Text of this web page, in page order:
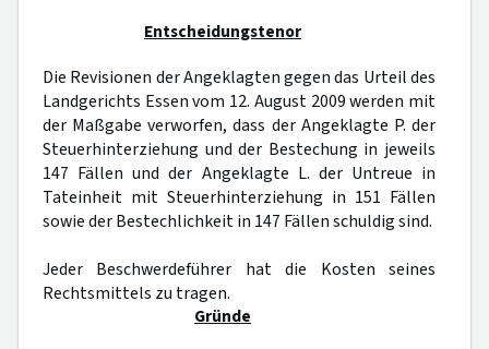
Entscheidungstenor
Die Revisionen der Angeklagten gegen das Urteil des
Landgerichts Essen vom 12. August 2009 werden mit
der Maßgabe verworfen, dass der Angeklagte P. der
Steuerhinterziehung und der Bestechung in jeweils
147 Fällen und der Angeklagte L. der Untreue in
Tateinheit mit Steuerhinterziehung in 151 Fällen
sowie der Bestechlichkeit in 147 Fällen schuldig sind.
Jeder Beschwerdeführer hat die Kosten seines
Rechtsmittels zu tragen.
Gründe